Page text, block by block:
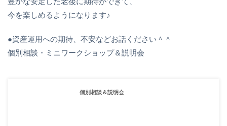
今を楽しめるようになります♪
●資産運用への期待、不安などお話ください＾＾
個別相談・ミニワークショップ＆説明会
個別相談＆説明会